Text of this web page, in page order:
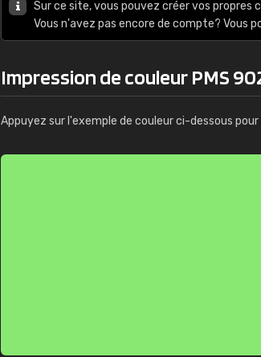
Sur ce site, vous pouvez créer vos propres
Vous n'avez pas encore de compte? Vous
Impression de couleur PMS
Appuyez sur l'exemple de couleur ci-dessous